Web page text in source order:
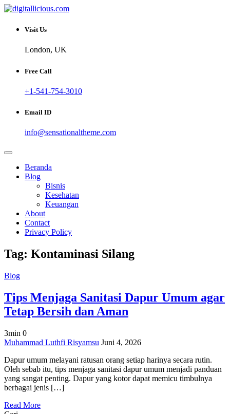
Skip
content
digitallicious.com
Sharing Digital Information
Visit Us
London, UK
Free Call
+1-541-754-3010
Email ID
info@sensationaltheme.com
Beranda
Blog
Bisnis
Kesehatan
Keuangan
About
Contact
Privacy Policy
Tag: Kontaminasi Silang
Blog
Tips Menjaga Sanitasi Dapur Umum agar
Tetap Bersih dan Aman
3min 0
on
Menjaga
Sanitasi
Dapur
Umum
Tetap
Muhammad Luthfi Risyamsu Juni 4, 2026
Dapur umum melayani ratusan orang setiap harinya secara rutin.
Oleh sebab itu, tips menjaga sanitasi dapur umum menjadi panduan
yang sangat penting. Dapur yang kotor dapat memicu timbulnya
berbagai jenis […]
Read More